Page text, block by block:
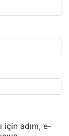
için adım, e-